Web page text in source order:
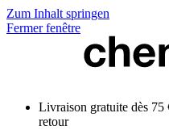
Zum Inhalt springen
Fermer fenêtre
Livraison gratuite dès 75
retour